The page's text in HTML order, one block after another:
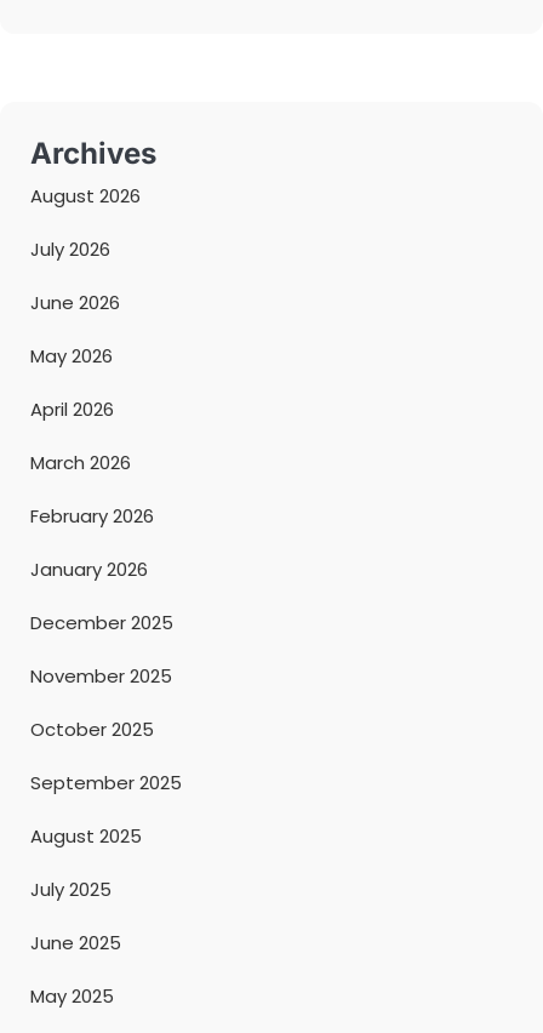
Archives
August 2026
July 2026
June 2026
May 2026
April 2026
March 2026
February 2026
January 2026
December 2025
November 2025
October 2025
September 2025
August 2025
July 2025
June 2025
May 2025